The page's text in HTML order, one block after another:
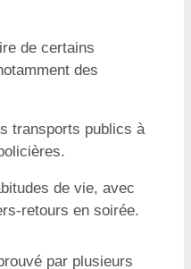
de certains
des
transports publics à
de vie, avec
retours en soirée.
par plusieurs